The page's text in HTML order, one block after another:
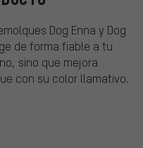
Dog Enna y Dog
de forma fiable a tu
sino que mejora
con su color llamativo.